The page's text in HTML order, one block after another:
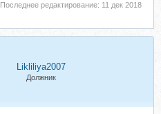
Последнее редактирование: 11 дек 2018
Likliliya2007
Должник